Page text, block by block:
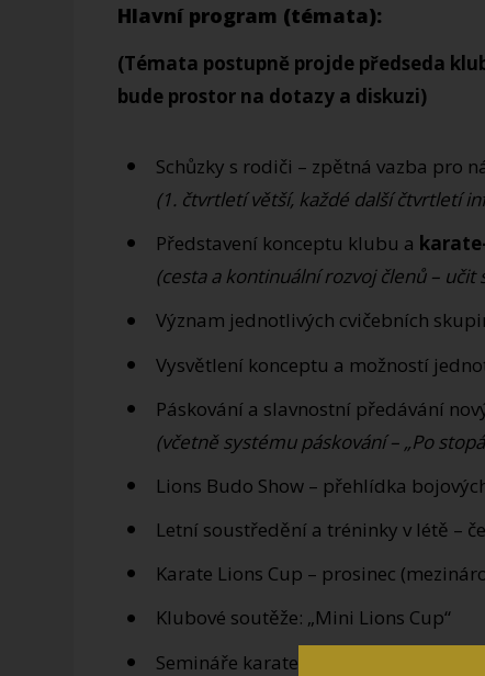
Hlavní program (témata):
(Témata postupně projde předseda
bude prostor na dotazy a diskuzi)
Schůzky s rodiči – zpětná vazba pro
(1. čtvrtletí větší, každé další čtvrtletí
Představení konceptu klubu a
(cesta a kontinuální rozvoj členů –
Význam jednotlivých cvičebních
Vysvětlení konceptu a možností
Páskování a slavnostní předávání
(včetně systému páskování – „Po
Lions Budo Show – přehlídka
Letní soustředění a tréninky v létě –
Karate Lions Cup – prosinec
Klubové soutěže: „Mini Lions Cup“
Semináře karate, sebeobrany a další